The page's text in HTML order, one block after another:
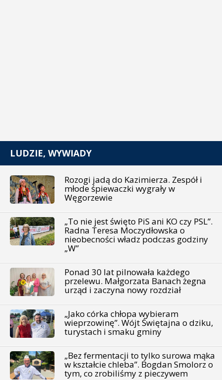
LUDZIE, WYWIADY
Rozogi jadą do Kazimierza. Zespół i
młode śpiewaczki wygrały w
Węgorzewie
„To nie jest święto PiS ani KO czy PSL”.
Radna Teresa Moczydłowska o
nieobecności władz podczas godziny
„W”
Ponad 30 lat pilnowała każdego
przelewu. Małgorzata Banach żegna
urząd i zaczyna nowy rozdział
„Jako córka chłopa wybieram
wieprzowinę”. Wójt Świętajna o dziku,
turystach i smaku gminy
„Bez fermentacji to tylko surowa mąka
w kształcie chleba”. Bogdan Smolorz o
tym, co zrobiliśmy z pieczywem